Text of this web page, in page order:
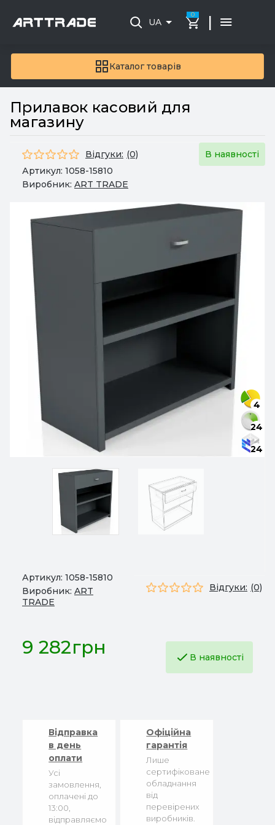
Каталог товарів
UA
0 |
Прилавок касовий для
магазину
Відгуки: (0)
В наявності
Артикул: 1058-15810
Виробник: ART TRADE
4
24
24
Артикул: 1058-15810
Виробник: ART
TRADE
Відгуки: (0)
9 282грн В наявності
Відправка
в день
оплати
Усі
замовлення,
оплачені до
13:00,
відправляємо
Офіційна
гарантія
Лише
сертифіковане
обладнання
від
перевірених
виробників.